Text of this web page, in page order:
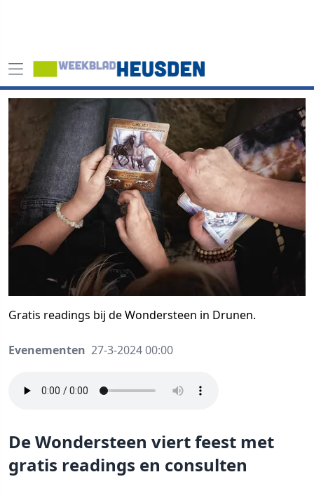
Gratis readings bij de Wondersteen in Drunen.
Evenementen 27-3-2024 00:00
De Wondersteen viert feest met
gratis readings en consulten